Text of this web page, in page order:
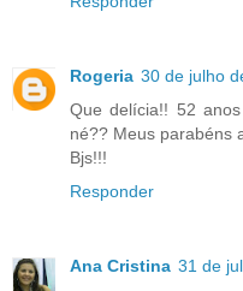
Rogeria 30 de julho
Que delícia!! 52
né?? Meus parabéns
Bjs!!!
Responder
Ana Cristina 31 de